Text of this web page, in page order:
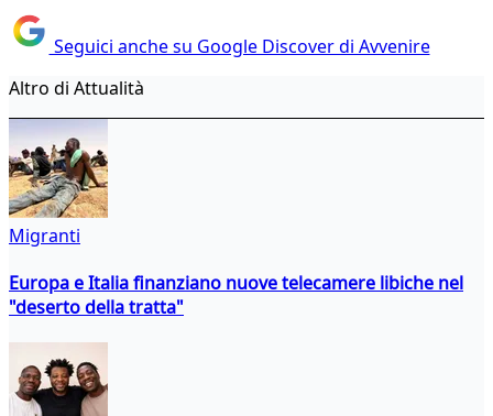
Seguici anche su Google Discover di Avvenire
Altro di Attualità
Migranti
Europa e Italia finanziano nuove telecamere libiche nel
"deserto della tratta"